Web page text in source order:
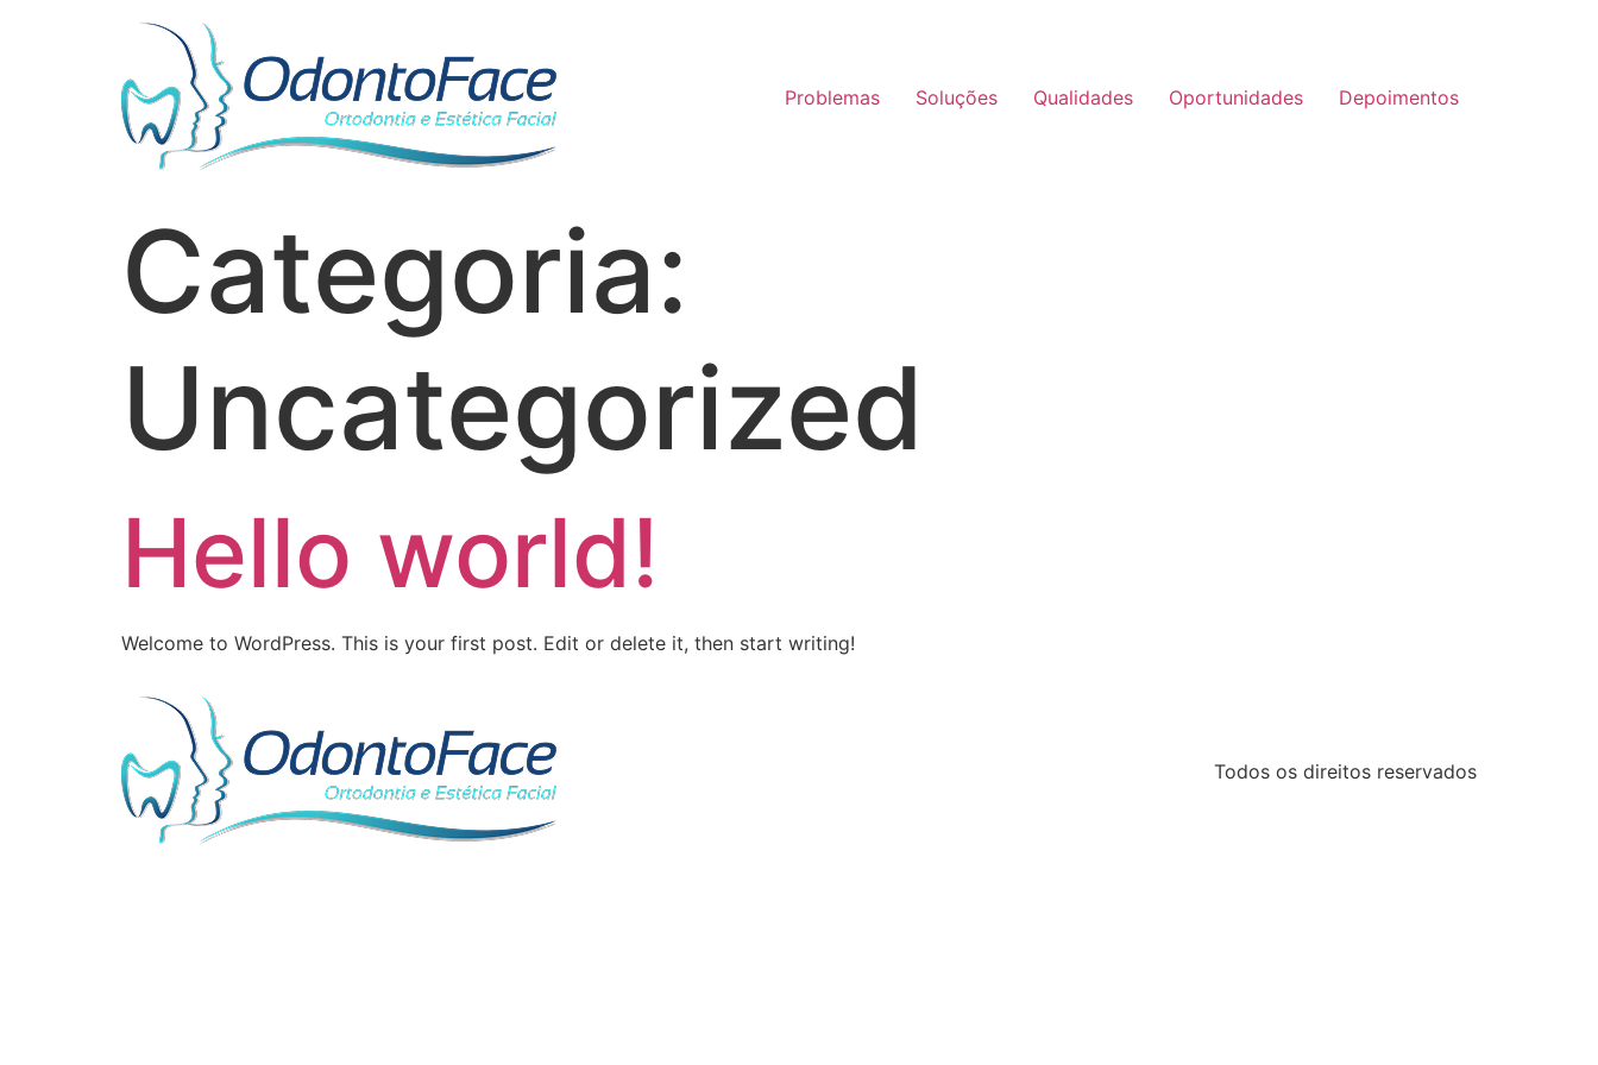
Problemas Soluções Qualidades Oportunidades Depoimentos
Categoria:
Uncategorized
Hello world!
Welcome to WordPress. This is your first post. Edit or delete it, then start writing!
Todos os direitos reservados